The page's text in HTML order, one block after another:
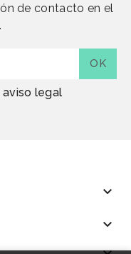
de contacto en el
legal

